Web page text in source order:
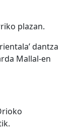
plazan.
dantza
Mallal-en